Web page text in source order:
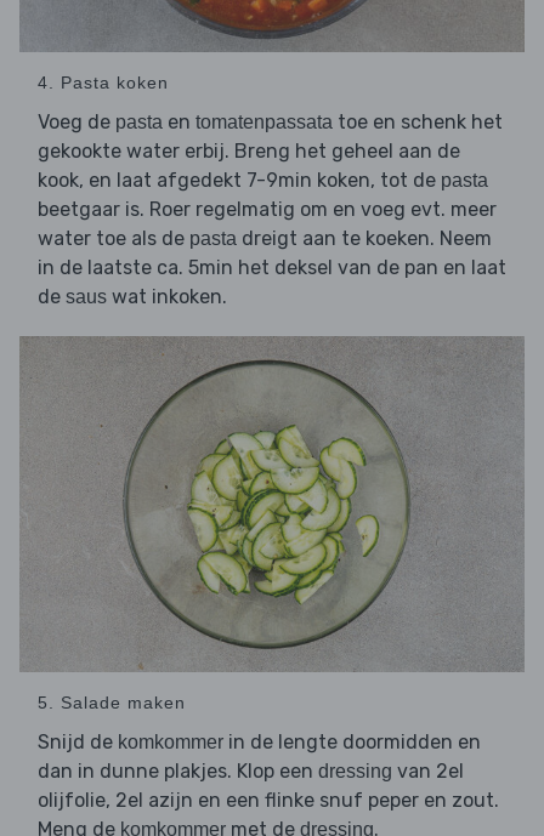
4. Pasta koken
Voeg de pasta en tomatenpassata toe en schenk het
gekookte water erbij. Breng het geheel aan de
kook, en laat afgedekt 7-9min koken, tot de pasta
beetgaar is. Roer regelmatig om en voeg evt. meer
water toe als de pasta dreigt aan te koeken. Neem
in de laatste ca. 5min het deksel van de pan en laat
de saus wat inkoken.
5. Salade maken
Snijd de komkommer in de lengte doormidden en
dan in dunne plakjes. Klop een dressing van 2el
olijfolie, 2el azijn en een flinke snuf peper en zout.
Meng de komkommer met de dressing.